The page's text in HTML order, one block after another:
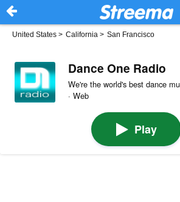
United States > California > San Francisco
Dance One Radio
We're the world's best dance
· Web
Play